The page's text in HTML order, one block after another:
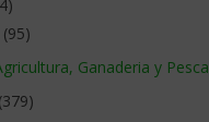
(95)
Ganaderia y Pesca